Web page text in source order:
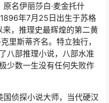
名伊丽莎白·麦金托什
年7月25日出生于苏格
，推理史最辉煌的第二黄
里斯蒂齐名。特立独行，
八部推理小说，八部水准
少数一生没有任何失败作
国侦探小说大师，当代硬汉